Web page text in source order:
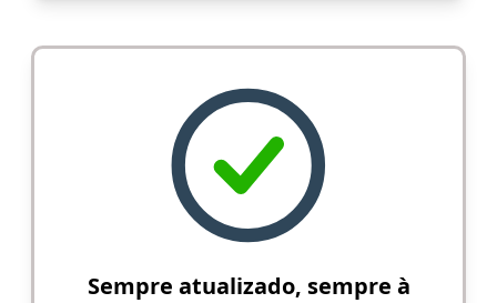
Sempre atualizado, sempre à